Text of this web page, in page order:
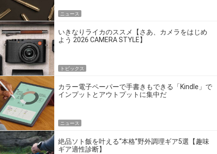
ニュース
いきなりライカのススメ【さあ、カメラをはじめ
よう 2026 CAMERA STYLE】
トピックス
カラー電子ペーパーで手書きもできる「Kindle」で
インプットとアウトプットに集中だ
ニュース
絶品ソト飯を叶える“本格”野外調理ギア5選【趣味
ギア適性診断】